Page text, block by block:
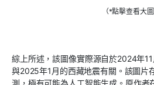
（*點擊查看大圖
綜上所述，該圖像實際源自於2024年
與2025年1月的西藏地震有關。該圖片
測，極有可能為人工智能生成。原作者